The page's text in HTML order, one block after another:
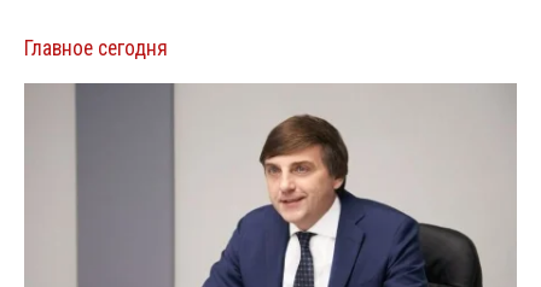
Главное сегодня